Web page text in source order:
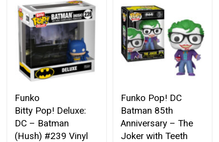
Funko
Bitty Pop! Deluxe:
DC – Batman
(Hush) #239 Vinyl
Funko Pop! DC
Batman 85th
Anniversary – The
Joker with Teeth